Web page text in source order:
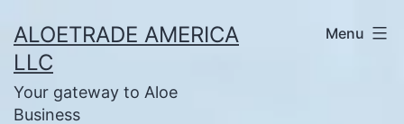
to
content
ALOETRADE AMERICA
LLC
Your gateway to Aloe
Business
Menu